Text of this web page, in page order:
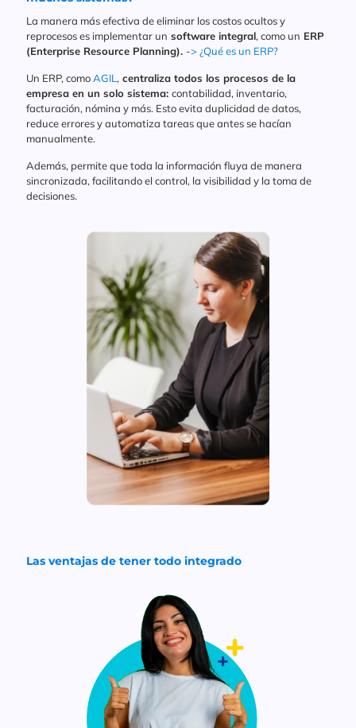
L a manera más efectiva de eliminar los costos ocultos y
reprocesos es implementar un software integral, como un ERP
(Enterprise Resource Planning). -> ¿Qué es un ERP?
Un ERP, comoAGIL , centraliza todos los procesos de la
empresa en un solo sistema: contabilidad, inventario,
facturación, nómina y más. Esto evita duplicidad de datos,
reduce errores y automatiza tareas que antes se hacían
manualmente.
Además, permite que toda la información fluya de manera
sincronizada, facilitando el control, la visibilidad y la toma de
decisiones.
Las ventajas de tener todo integrado